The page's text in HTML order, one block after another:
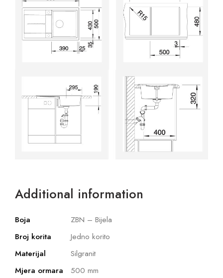
Additional information
Boja
ZBN – Bijela
Broj korita
Jedno korito
Materijal
Silgranit
Mjera ormara
500 mm